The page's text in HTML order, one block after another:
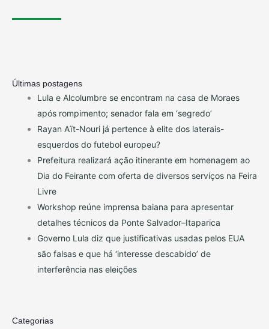
Últimas postagens
Lula e Alcolumbre se encontram na casa de Moraes
após rompimento; senador fala em ‘segredo’
Rayan Aït-Nouri já pertence à elite dos laterais-
esquerdos do futebol europeu?
Prefeitura realizará ação itinerante em homenagem ao
Dia do Feirante com oferta de diversos serviços na Feira
Livre
Workshop reúne imprensa baiana para apresentar
detalhes técnicos da Ponte Salvador–Itaparica
Governo Lula diz que justificativas usadas pelos EUA
são falsas e que há ‘interesse descabido’ de
interferência nas eleições
Categorias